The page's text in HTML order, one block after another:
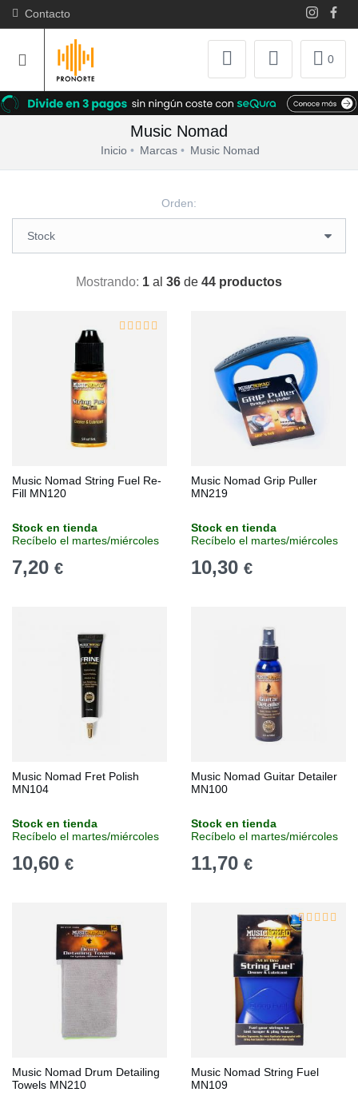
Contacto
0
Music Nomad
Inicio Marcas Music Nomad
Orden:
Mostrando: 1 al 36 de 44 productos
Music Nomad String Fuel Re-
Fill MN120
Stock en tienda
Recíbelo el martes/miércoles
7,20 €
Music Nomad Grip Puller
MN219
Stock en tienda
Recíbelo el martes/miércoles
10,30 €
Music Nomad Fret Polish
MN104
Stock en tienda
Recíbelo el martes/miércoles
10,60 €
Music Nomad Guitar Detailer
MN100
Stock en tienda
Recíbelo el martes/miércoles
11,70 €
Music Nomad Drum Detailing
Towels MN210
Music Nomad String Fuel
MN109